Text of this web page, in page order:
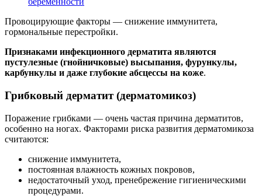
Провоцирующие факторы — снижение иммунитета,
гормональные перестройки.
Признаками инфекционного дерматита являются
пустулезные (гнойничковые) высыпания, фурункулы,
карбункулы и даже глубокие абсцессы на коже.
Грибковый дерматит (дерматомикоз)
Поражение грибками — очень частая причина дерматитов,
особенно на ногах. Факторами риска развития дерматомикоза
считаются:
снижение иммунитета,
постоянная влажность кожных покровов,
недостаточный уход, пренебрежение гигиеническими
процедурами.